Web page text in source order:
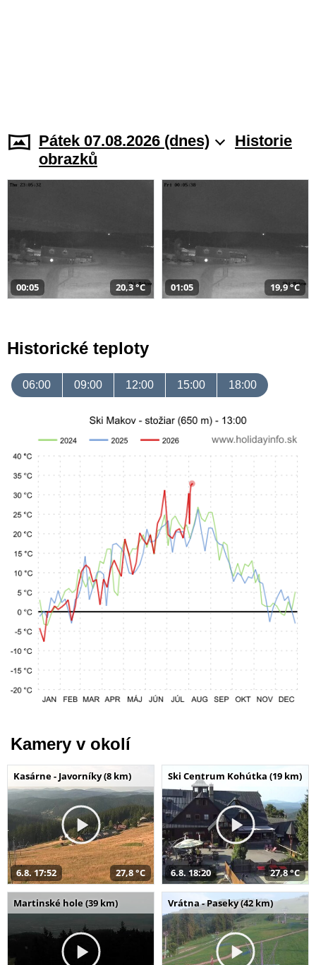
Pátek 07.08.2026 (dnes)
Historie
obrazků
00:05 20,3 °C 01:05 19,9 °C
Historické teploty
06:00 09:00 12:00 15:00 18:00
Kamery v okolí
Kasárne - Javorníky (8 km)
6.8. 17:52 27,8 °C
Ski Centrum Kohútka (19 km)
6.8. 18:20 27,8 °C
Martinské hole (39 km) Vrátna - Paseky (42 km)